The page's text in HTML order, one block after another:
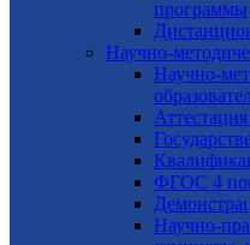
программы
Научно-
Научно-
ФГОС 4
Научно-